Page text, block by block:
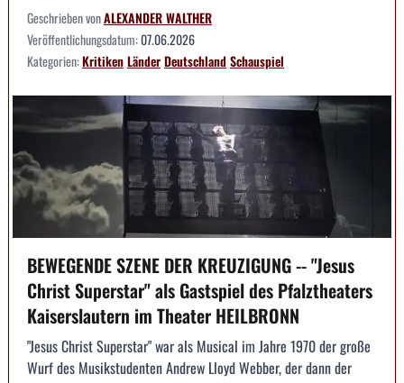
Geschrieben vonALEXANDER WALTHER
Veröffentlichungsdatum:07.06.2026
Kategorien:KritikenLänderDeutschlandSchauspiel
BEWEGENDE SZENE DER KREUZIGUNG -- "Jesus
Christ Superstar" als Gastspiel des Pfalztheaters
Kaiserslautern im Theater HEILBRONN
"Jesus Christ Superstar" war als Musical im Jahre 1970 der große
Wurf des Musikstudenten Andrew Lloyd Webber, der dann der